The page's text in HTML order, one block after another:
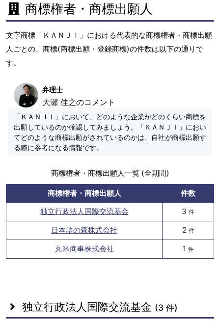
商標権者・商標出願人
文字商標「ＫＡＮＪＩ」における代表的な商標権者・商標出願
人ごとの、商標(商標出願・登録商標)の件数は以下の通りで
す。
弁理士
大瀬 佳之のコメント
「ＫＡＮＪＩ」において、どのような企業がどのくらい商標を
出願しているのか確認してみましょう。「ＫＡＮＪＩ」におい
てどのような商標出願がされているのかは、自社が商標出願す
る際に参考になる情報です。
商標権者・商標出願人一覧 (全期間)
商標権者・商標出願人
件数
独立行政法人国際交流基金
3 件
日本語の森株式会社 2 件
丸米商事株式会社 1 件
独立行政法人国際交流基金 (3 件)